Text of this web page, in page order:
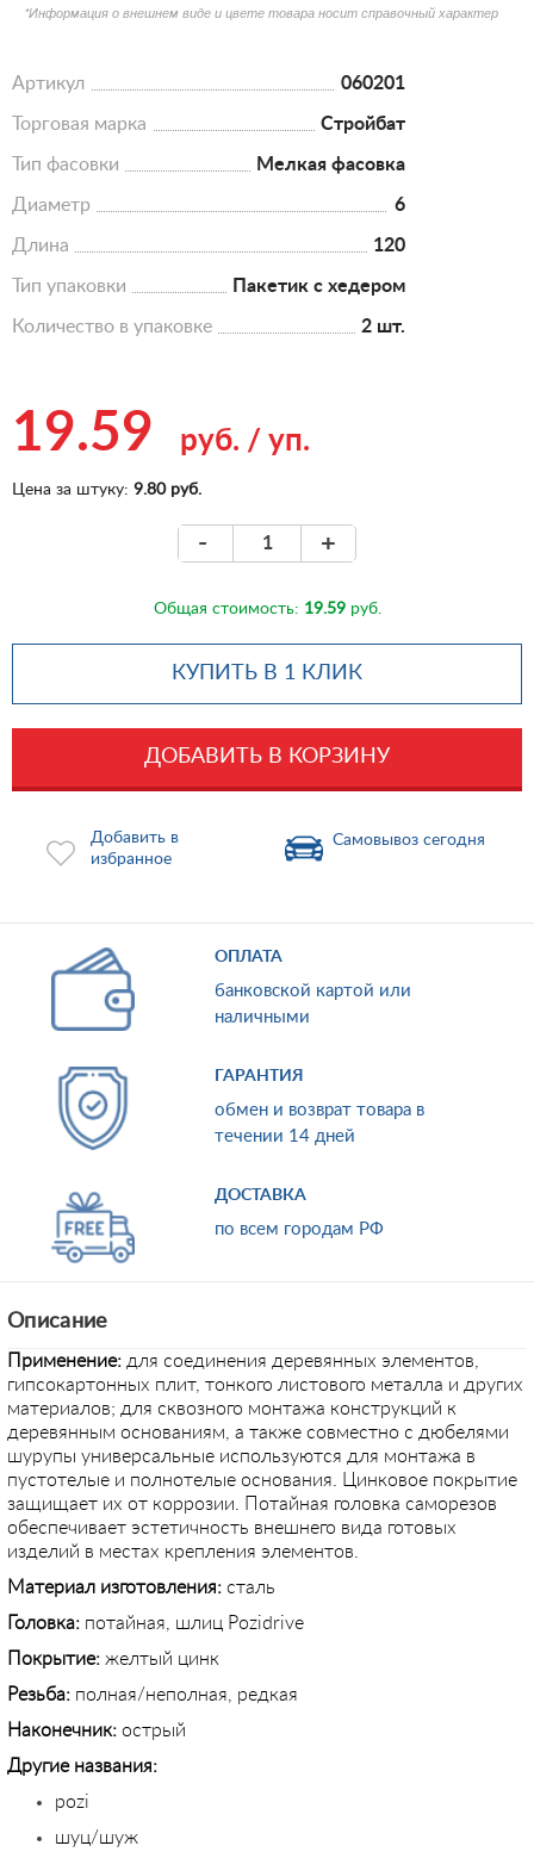
*Информация о внешнем виде и цвете товара носит справочный характер
Артикул 060201
Торговая марка Стройбат
Тип фасовки Мелкая фасовка
Диаметр 6
Длина 120
Тип упаковки Пакетик с хедером
Количество в упаковке 2 шт.
19.59 руб. / уп.
Цена за штуку: 9.80 руб.
- +
Общая стоимость: 19.59руб.
КУПИТЬ В 1 КЛИК
ДОБАВИТЬ В КОРЗИНУ
Добавить в
избранное
Самовывоз сегодня
ОПЛАТА
банковской картой или
наличными
ГАРАНТИЯ
обмен и возврат товара в
течении 14 дней
ДОСТАВКА
по всем городам РФ
Описание
Применение: для соединения деревянных элементов,
гипсокартонных плит, тонкого листового металла и других
материалов; для сквозного монтажа конструкций к
деревянным основаниям, а также совместно с дюбелями
шурупы универсальные используются для монтажа в
пустотелые и полнотелые основания. Цинковое покрытие
защищает их от коррозии. Потайная головка саморезов
обеспечивает эстетичность внешнего вида готовых
изделий в местах крепления элементов.
Материал изготовления: сталь
Головка: потайная, шлиц Pozidrive
Покрытие: желтый цинк
Резьба: полная/неполная, редкая
Наконечник: острый
Другие названия:
pozi
шуц/шуж